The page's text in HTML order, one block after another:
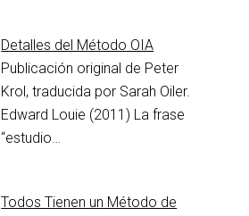
Detalles del Método OIA
Publicación original de Peter
Krol, traducida por Sarah Oiler.
Edward Louie (2011) La frase
“estudio…
Todos Tienen un Método de